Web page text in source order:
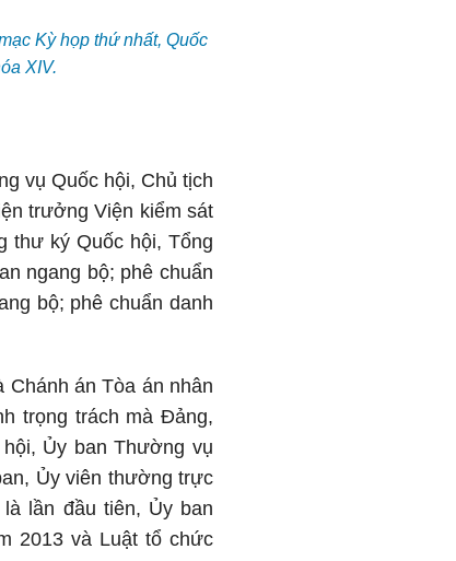
Kỳ họp thứ nhất, Quốc
XIV.
vụ Quốc hội, Chủ tịch
trưởng Viện kiểm sát
thư ký Quốc hội, Tổng
ngang bộ; phê chuẩn
bộ; phê chuẩn danh
án Tòa án nhân
trọng trách mà Đảng,
Ủy ban Thường vụ
Ủy viên thường trực
lần đầu tiên, Ủy ban
2013 và Luật tổ chức